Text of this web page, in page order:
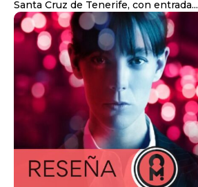
Santa Cruz de Tenerife, con entrada...